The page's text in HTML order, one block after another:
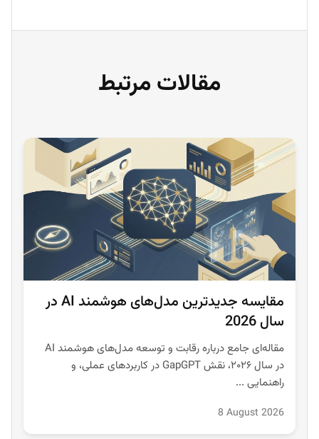
مقالات مرتبط
مقایسه جدیدترین مدل‌های هوشمند AI در
سال 2026
مقاله‌ای جامع درباره رقابت و توسعه مدل‌های هوشمند AI
در سال ۲۰۲۶، نقش GapGPT در کاربردهای عملی، و
راهنمایی ...
8 August 2026